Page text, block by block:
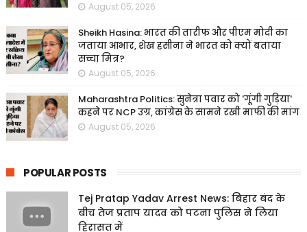
August 05, 2026
Sheikh Hasina: भारत की तारीफ और पीएम मोदी का
जताया आभार, शेख हसीना ने भारत को क्यों बताया
सच्चा मित्र?
August 05, 2026
Maharashtra Politics: सुनेत्रा पवार को 'गूंगी गुड़िया'
कहने पर NCP उग्र, कांग्रेस के सामने रखी माफी की मांग
August 05, 2026
POPULAR POSTS
Tej Pratap Yadav Arrest News: बिहार बंद के
बीच तेज प्रताप यादव को पटना पुलिस ने लिया
हिरासत में